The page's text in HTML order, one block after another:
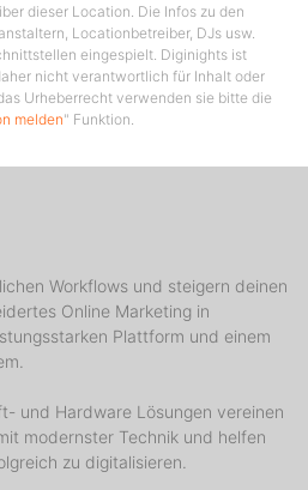
dieser Location. Die Infos zu den
Locationbetreiber, DJs usw.
eingespielt. Diginights ist
nicht verantwortlich für Inhalt oder
Urheberrecht verwenden sie bitte die
melden" Funktion.
Workflows und steigern deinen
Online Marketing in
Plattform und einem
und Hardware Lösungen vereinen
modernster Technik und helfen
zu digitalisieren.